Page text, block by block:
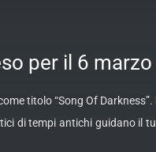
per il 6 marzo
titolo “Song Of
di tempi antichi guidano il